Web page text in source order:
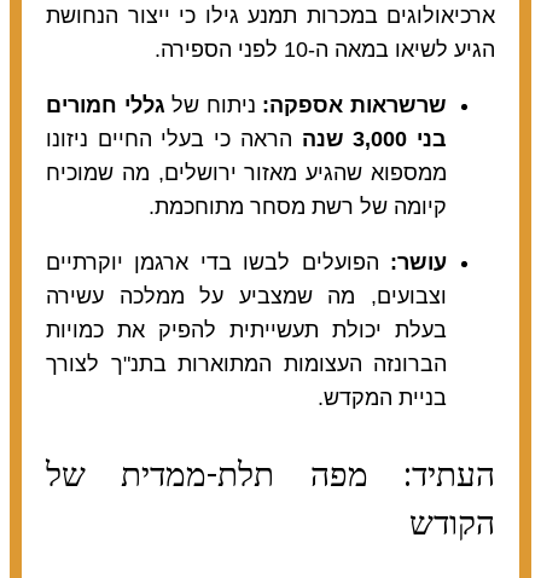
ארכיאולוגים במכרות תמנע גילו כי ייצור הנחושת
הגיע לשיאו במאה ה-10 לפני הספירה.
שרשראות אספקה:ניתוח של גללי חמורים
בני 3,000 שנה
הראה כי בעלי החיים ניזונו
ממספוא שהגיע מאזור ירושלים, מה שמוכיח
קיומה של רשת מסחר מתוחכמת.
עושר:הפועלים לבשו בדי ארגמן יוקרתיים
וצבועים, מה שמצביע על ממלכה עשירה
בעלת יכולת תעשייתית להפיק את כמויות
הברונזה העצומות המתוארות בתנ"ך לצורך
בניית המקדש.
העתיד: מפה תלת-ממדית של
הקודש